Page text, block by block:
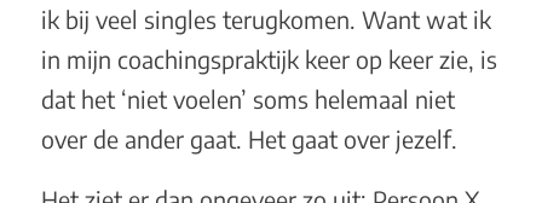
ik bij veel singles terugkomen. Want wat ik
in mijn coachingspraktijk keer op keer zie, is
dat het ‘niet voelen’ soms helemaal niet
over de ander gaat. Het gaat over jezelf.